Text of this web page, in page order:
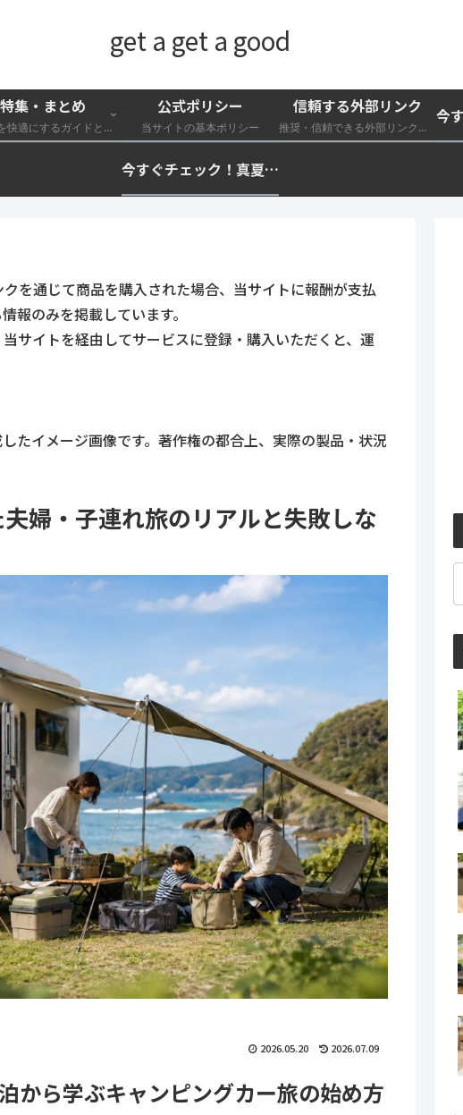
get a get a good
特集・まとめ
外遊びを快適にするガイドと特集一覧
公式ポリシー
当サイトの基本ポリシー
信頼する外部リンク
推奨・信頼できる外部リンク一覧
今すぐチェック！真夏の猛暑・冷却・保冷快適化計画｜外遊び・キャンプ・車中泊の暑さ対策を総まとめ☀️🧊🏕️
を通じて商品を購入された場合、当サイトに報酬が支払
報のみを掲載しています。
サイトを経由してサービスに登録・購入いただくと、運
たイメージ画像です。著作権の都合上、実際の製品・状況
婦・子連れ旅のリアルと失敗しな
2026.05.20 2026.07.09
から学ぶキャンピングカー旅の始め方